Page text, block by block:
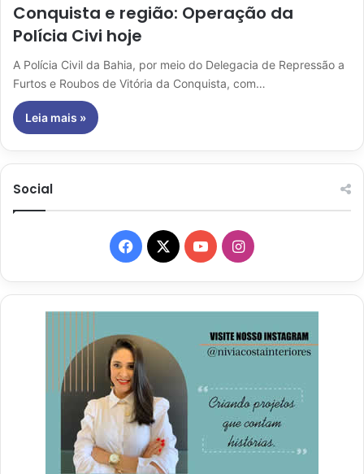
Conquista e região: Operação da
Polícia Civi hoje
A Polícia Civil da Bahia, por meio do Delegacia de Repressão a
Furtos e Roubos de Vitória da Conquista, com…
Leia mais »
Social
Facebook
X YouTubeInstagram